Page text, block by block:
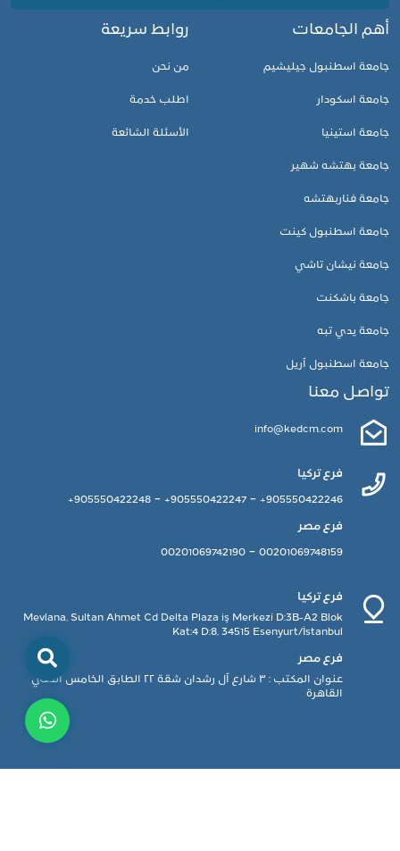
أهم الجامعات
جامعة اسطنبول جيليشيم
جامعة اسكودار
جامعة استينيا
جامعة بهتشه شهير
جامعة فناربهتشه
جامعة اسطنبول كينت
جامعة نيشان تاشي
جامعة باشكنت
جامعة يدي تبه
جامعة اسطنبول آريل
روابط سريعة
من نحن
اطلب خدمة
الأسئلة الشائعة
تواصل معنا
info@kedcm.com
فرع تركيا
905550422246+
-
905550422247+
-
905550422248+
فرع مصر
00201069748159
-
00201069742190
فرع تركيا
Mevlana, Sultan Ahmet Cd Delta Plaza iş Merkezi D:3B-A2 Blok
Kat:4 D:8, 34515 Esenyurt/İstanbul
فرع مصر
عنوان المكتب : ٣ شارع آل رشدان شقة ٢٢ الطابق الخامس الدقي
القاهرة